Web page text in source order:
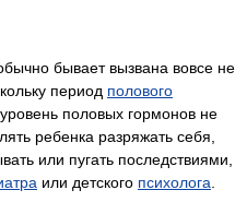
бывает вызвана вовсе не
период полового
половых гормонов не
ребенка разряжать себя,
или пугать последствиями,
или детского психолога.